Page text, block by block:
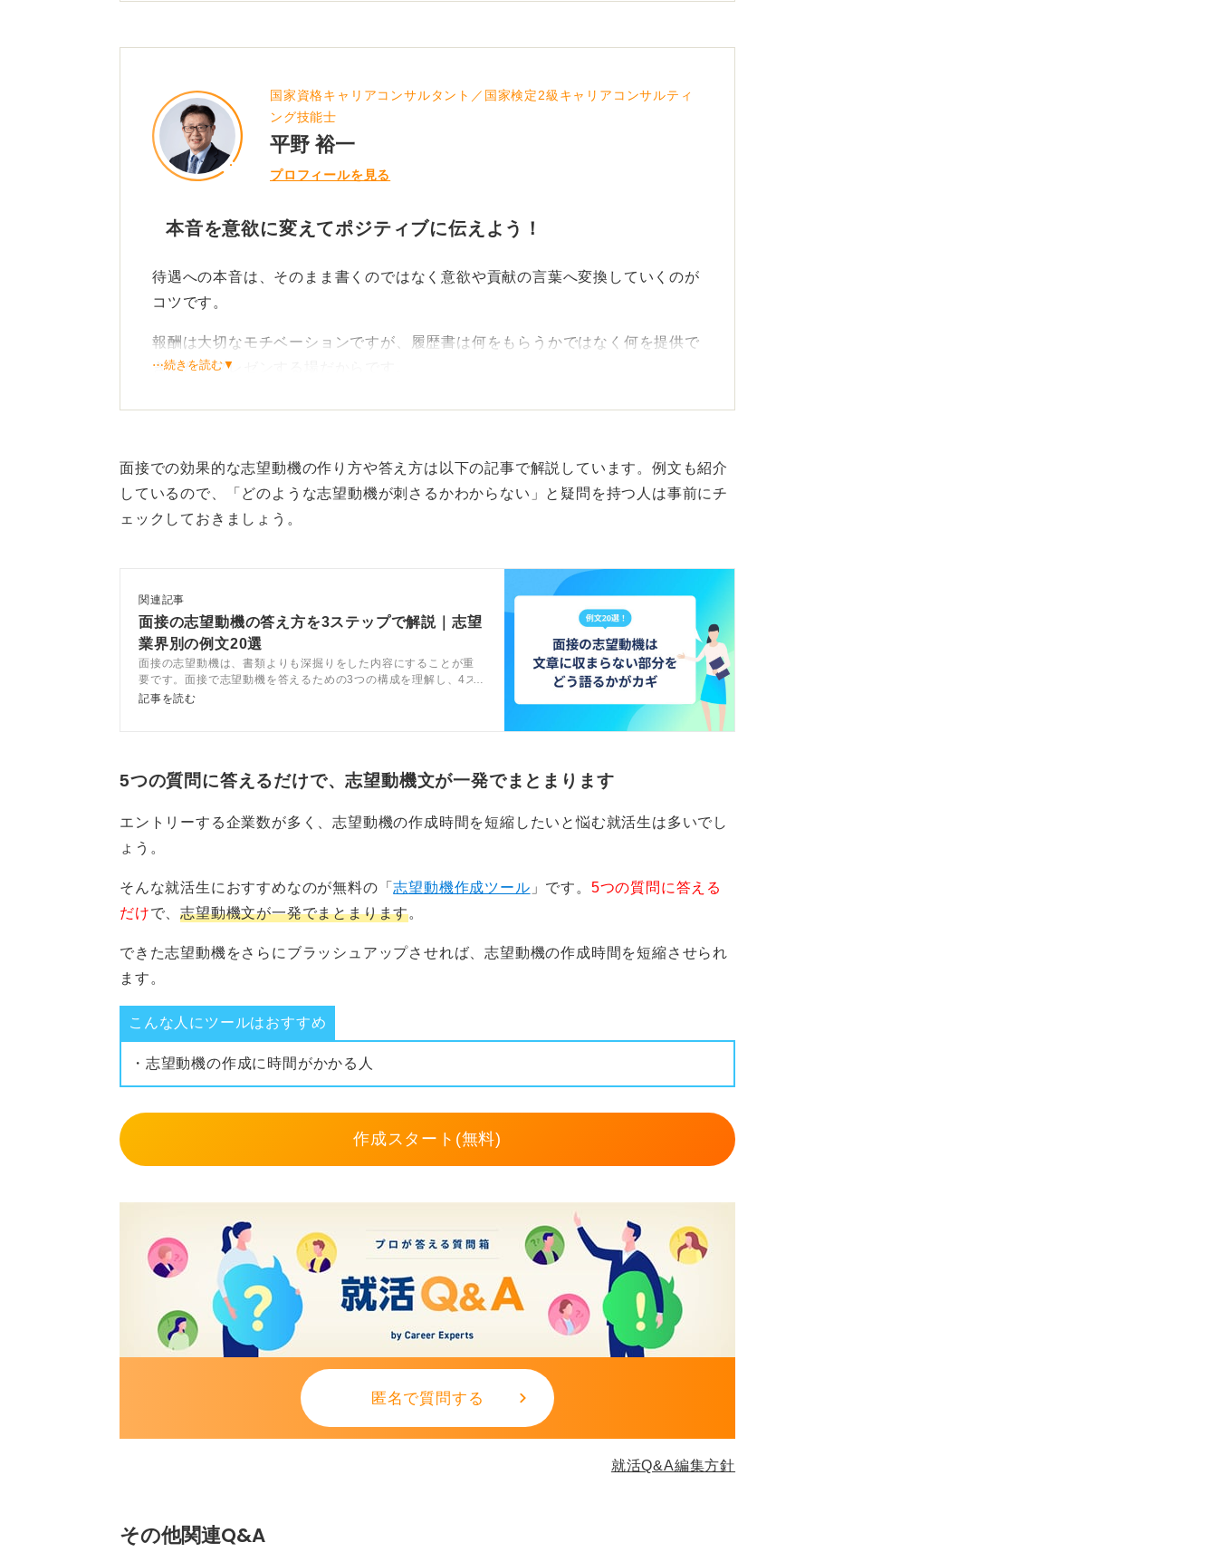
国家資格キャリアコンサルタント／国家検定2級キャリアコンサルティ
ング技能士
平野 裕一
プロフィールを見る
本音を意欲に変えてポジティブに伝えよう！
待遇への本音は、そのまま書くのではなく意欲や貢献の言葉へ変換していくのが
コツです。
報酬は大切なモチベーションですが、履歴書は何をもらうかではなく何を提供で
きるかをプレゼンする場だからです。
企業は自社に利益をもたらし、長く活躍してくれるパートナーを求めていること
貢献したいという熱意を言葉にしよう
待遇を評価制度や環境としてとらえ直せば、仕事へのプロ意識として伝わりま
給与への関心は「成果が正当に反映される評価制度に魅力を感じ、高い目標に挑
戦したい」と変換するのが正解です。
「稼ぎたい」というエネルギーを「成果を出したい」という熱意に変えて伝える
ことが、納得の内定への近道となります。
⋯続きを読む▼
面接での効果的な志望動機の作り方や答え方は以下の記事で解説しています。例文も紹介
しているので、「どのような志望動機が刺さるかわからない」と疑問を持つ人は事前にチ
ェックしておきましょう。
関連記事
面接の志望動機の答え方を3ステップで解説｜志望
業界別の例文20選
面接の志望動機は、書類よりも深掘りをした内容にすることが重
要です。面接で志望動機を答えるための3つの構成を理解し、4ス
テップで面接の志望動機を考えましょう。回答例文や伝え方のコ
記事を読む
5つの質問に答えるだけで、志望動機文が一発でまとまります
エントリーする企業数が多く、志望動機の作成時間を短縮したいと悩む就活生は多いでし
ょう。
そんな就活生におすすめなのが無料の「志望動機作成ツール 」です。 5つの質問に答える
だけで、志望動機文が一発でまとまります。
できた志望動機をさらにブラッシュアップさせれば、志望動機の作成時間を短縮させられ
ます。
こんな人にツールはおすすめ
・志望動機の作成に時間がかかる人
作成スタート(無料)
匿名で質問する
就活Q&A編集方針
その他関連Q&A